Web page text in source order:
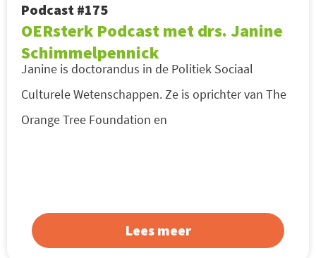
Podcast #175
OERsterk Podcast met drs. Janine
Schimmelpennick
Janine is doctorandus in de Politiek Sociaal
Culturele Wetenschappen. Ze is oprichter van The
Orange Tree Foundation en
Lees meer